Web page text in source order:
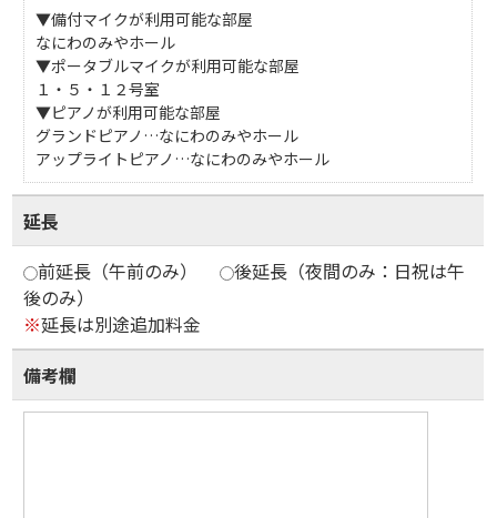
▼備付マイクが利用可能な部屋
なにわのみやホール
▼ポータブルマイクが利用可能な部屋
１・５・１２号室
▼ピアノが利用可能な部屋
グランドピアノ…なにわのみやホール
アップライトピアノ…なにわのみやホール
延長
前延長（午前のみ）
後延長（夜間のみ：日祝は午
後のみ）
※延長は別途追加料金
備考欄